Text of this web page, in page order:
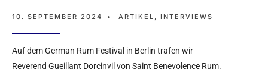
10. SEPTEMBER 2024 • ARTIKEL INTERVIEWS
Auf dem German Rum Festival in Berlin trafen wir
Reverend Gueillant Dorcinvil von Saint Benevolence Rum.